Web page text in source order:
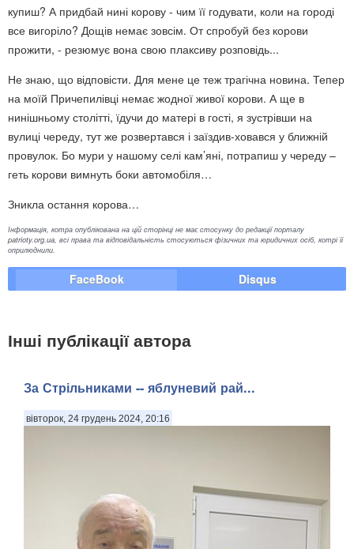
купиш? А придбай нині корову - чим її годувати, коли на городі
все вигоріло? Дощів немає зовсім. От спробуй без корови
прожити, - резюмує вона свою плаксиву розповідь...
Не знаю, що відповісти. Для мене це теж трагічна новина. Тепер
на моїй Причепилівці немає жодної живої корови. А ще в
нинішньому столітті, їдучи до матері в гості, я зустрівши на
вулиці череду, тут же розвертався і заїздив-ховався у ближній
провулок. Бо мури у нашому селі кам’яні, потрапиш у череду –
геть корови вимнуть боки автомобіля…
Зникла остання корова…
Інформація, котра опублікована на цій сторінці не має стосунку до редакції порталу
patrioty.org.ua, всі права та відповідальність стосуються фізичних та юридичних осіб, котрі її
оприлюднили.
FaceBook Disqus
Інші публікації автора
За Стрільниками -- яблуневий рай...
вівторок, 24 грудень 2024, 20:16